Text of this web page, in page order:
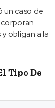
un caso de
obligan a la
Tipo De